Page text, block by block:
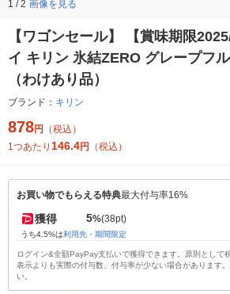
1 / 2 画像を見る
【ワゴンセール】 【賞味期限
イ キリン 氷結ZERO グレープフ
（わけあり品）
ブランド： キリン
878円
（税込）
1つあたり 146.4円 （税込）
お買い物でもらえる特典最大付与率16%
獲得 5%(38pt)
うち4.5%は利用先・期間限定
ログイン&全額PayPay支払いで獲得できます。原則として
表示よりも実際の付与数、付与率が少ない場合があります
い。